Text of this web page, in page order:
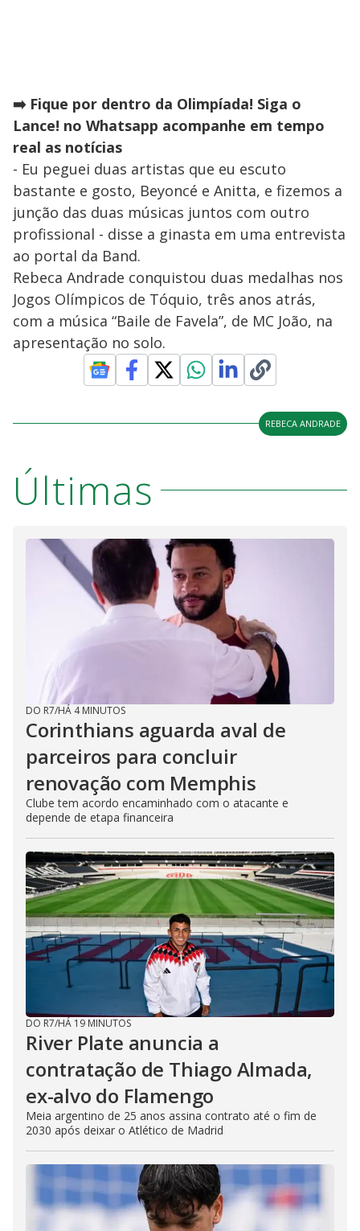
➡️ Fique por dentro da Olimpíada! Siga o
Lance! no Whatsapp acompanhe em tempo
real as notícias
- Eu peguei duas artistas que eu escuto
bastante e gosto, Beyoncé e Anitta, e fizemos a
junção das duas músicas juntos com outro
profissional - disse a ginasta em uma entrevista
ao portal da Band.
Rebeca Andrade conquistou duas medalhas nos
Jogos Olímpicos de Tóquio, três anos atrás,
com a música “Baile de Favela”, de MC João, na
apresentação no solo.
REBECA ANDRADE
Últimas
DO R7/HÁ 4 MINUTOS
Corinthians aguarda aval de
parceiros para concluir
renovação com Memphis
Clube tem acordo encaminhado com o atacante e
depende de etapa financeira
DO R7/HÁ 19 MINUTOS
River Plate anuncia a
contratação de Thiago Almada,
ex-alvo do Flamengo
Meia argentino de 25 anos assina contrato até o fim de
2030 após deixar o Atlético de Madrid